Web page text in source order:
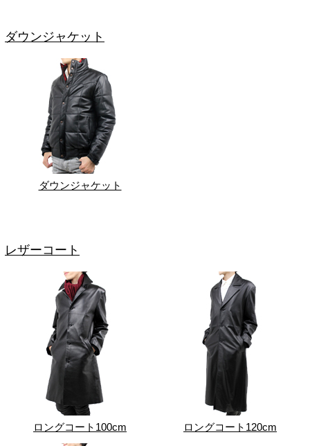
ダウンジャケット
ダウンジャケット
レザーコート
ロングコート100cm ロングコート120cm